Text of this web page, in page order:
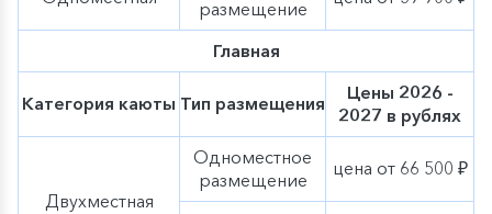
размещение
Главная
Категория каюты Тип размещения
Цены 2026 -
2027 в рублях
Двухместная
Одноместное
размещение
цена от 66 500 ₽